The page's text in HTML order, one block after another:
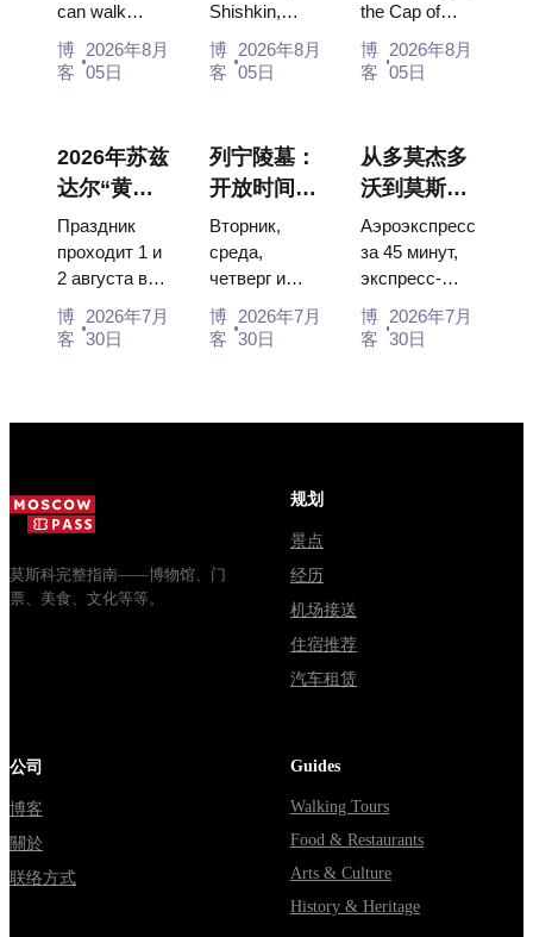
的太空展览
馆内景
can walk
through, the
Energia–
descent
capsules and
120 pieces of
flight...
博
客
2026年8月
05日
的画作
Shishkin,
Vrubel, Serov
and Surikov
people, where
they hang,
and why
booking the...
博
客
2026年8月
05日
与加冕礼服
the Cap of
Monomakh,
the double
the coronation
dress of
Catherine...
博
客
2026年8月
05日
2026年苏兹
达尔“黄瓜
节”：门
票、日期及
从莫斯科如
何前往
Праздник
проходит 1 и
2 августа в
Музее
деревянного
через
Владими...
博
客
2026年7月
30日
列宁陵墓：
开放时间、
入场和与克
里姆林宫的
主要混淆
Вторник,
среда,
четверг и
суббота с
10:00 до
博
客
2026年7月
30日
从多莫杰多
沃到莫斯科
市中心：乘
坐空铁、公
交车或电车
Аэроэкспресс
за 45 минут,
экспресс-
автобус за
450 рублей,
博
客
2026年7月
30日
莫斯科完整指南——博物馆、门
票、美食、文化等等。
规划
景点
经历
机场接送
住宿推荐
汽车租赁
公司
博客
關於
联络方式
Guides
Walking Tours
Food & Restaurants
Arts & Culture
History & Heritage